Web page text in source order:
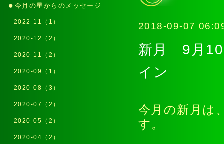
2018-09-07
新月 9月
イン
今月の新月は
す。
今月の星からのメッセージ
2022-11（1）
2020-12（2）
2020-11（2）
2020-09（1）
2020-08（3）
2020-07（2）
2020-05（2）
2020-04（2）